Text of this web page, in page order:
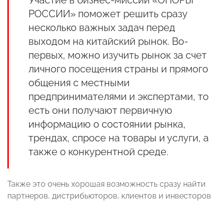
РОССИИ» поможет решить сразу
несколько важных задач перед
выходом на китайский рынок. Во-
первых, можно изучить рынок за счет
личного посещения страны и прямого
общения с местными
предпринимателями и экспертами, то
есть они получают первичную
информацию о состоянии рынка,
трендах, спросе на товары и услуги, а
также о конкурентной среде.
Также это очень хорошая возможность сразу найти
партнеров, дистрибьюторов, клиентов и инвесторов